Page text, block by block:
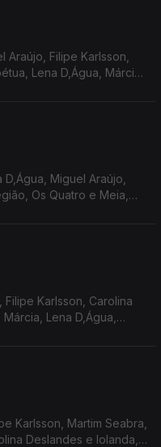
Araújo, Filipe Karlsson,
Lena D,Água, Márcia,
Miguel Araújo,
Os Quatro e Meia,
Karlsson, Carolina
Lena D,Água,
Karlsson, Martim Seabra,
Deslandes e Iolanda,